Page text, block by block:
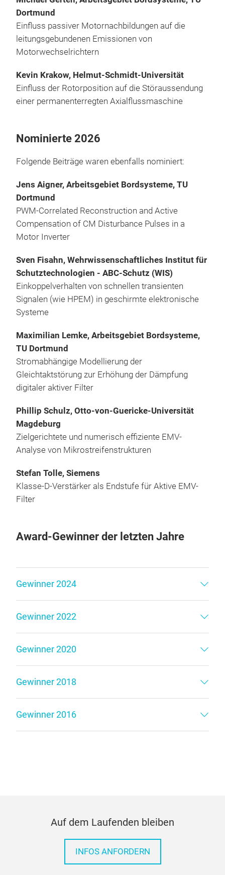
Dortmund
Einfluss passiver Motornachbildungen auf die
leitungsgebundenen Emissionen von
Motorwechselrichtern
Kevin Krakow, Helmut-Schmidt-Universität
Einfluss der Rotorposition auf die Störaussendung
einer permanenterregten Axialflussmaschine
Nominierte 2026
Folgende Beiträge waren ebenfalls nominiert:
Jens Aigner, Arbeitsgebiet Bordsysteme, TU
Dortmund
PWM-Correlated Reconstruction and Active
Compensation of CM Disturbance Pulses in a
Motor Inverter
Sven Fisahn, Wehrwissenschaftliches Institut für
Schutztechnologien - ABC-Schutz (WIS)
Einkoppelverhalten von schnellen transienten
Signalen (wie HPEM) in geschirmte elektronische
Systeme
Maximilian Lemke, Arbeitsgebiet Bordsysteme,
TU Dortmund
Stromabhängige Modellierung der
Gleichtaktstörung zur Erhöhung der Dämpfung
digitaler aktiver Filter
Phillip Schulz, Otto-von-Guericke-Universität
Magdeburg
Zielgerichtete und numerisch effiziente EMV-
Analyse von Mikrostreifenstrukturen
Stefan Tolle, Siemens
Klasse-D-Verstärker als Endstufe für Aktive EMV-
Filter
Award-Gewinner der letzten Jahre
Gewinner 2024
Gewinner 2022
Gewinner 2020
Gewinner 2018
Gewinner 2016
Auf dem Laufenden bleiben
INFOS ANFORDERN